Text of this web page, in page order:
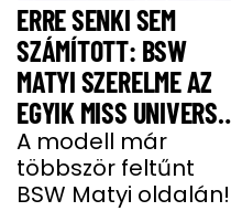
ERRE SENKI SEM
SZÁMÍTOTT: BSW
MATYI SZERELME AZ
EGYIK MISS UNIVERSE
HUNGARY VERSENYZŐ
A modell már
többször feltűnt
BSW Matyi oldalán!